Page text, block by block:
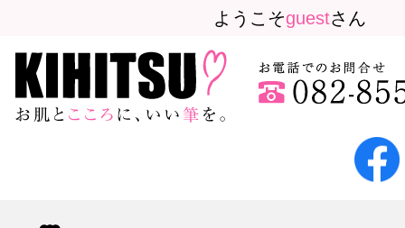
ようこそguestさん